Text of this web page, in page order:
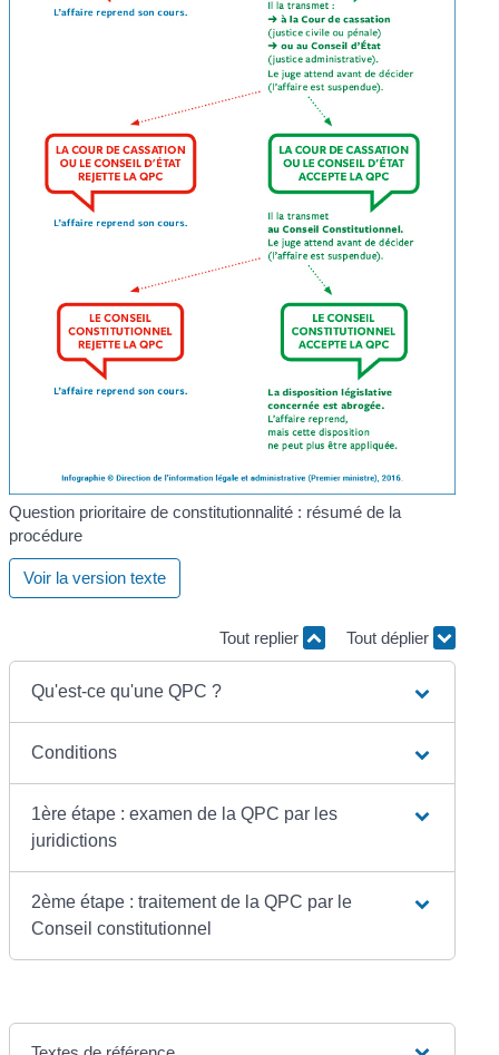
Question prioritaire de constitutionnalité : résumé de la
procédure
Voir la version texte
Tout replier Tout déplier
Qu'est-ce qu'une QPC ?
Conditions
1ère étape : examen de la QPC par les
juridictions
2ème étape : traitement de la QPC par le
Conseil constitutionnel